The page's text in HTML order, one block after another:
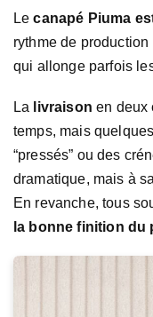
Lecanapé Piuma
rythme de
qui allonge parfois
La livraison en deux
temps, mais
“pressés” ou des
dramatique, mais à
En revanche, tous
la bonne finition du